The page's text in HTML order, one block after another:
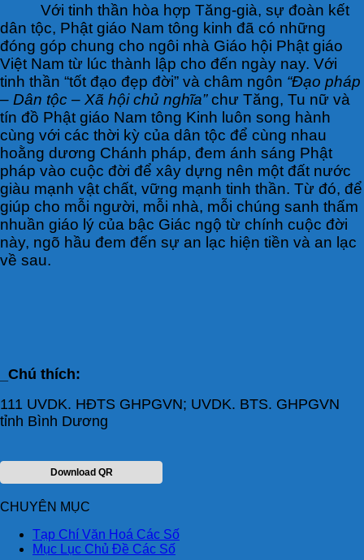
Với tinh thần hòa hợp Tăng-già, sự đoàn kết
dân tộc, Phật giáo Nam tông kinh đã có những
đóng góp chung cho ngôi nhà Giáo hội Phật giáo
Việt Nam từ lúc thành lập cho đến ngày nay. Với
tinh thần “tốt đạo đẹp đời” và châm ngôn “Đạo pháp
– Dân tộc – Xã hội chủ nghĩa”chư Tăng, Tu nữ và
tín đồ Phật giáo Nam tông Kinh luôn song hành
cùng với các thời kỳ của dân tộc để cùng nhau
hoằng dương Chánh pháp, đem ánh sáng Phật
pháp vào cuộc đời để xây dựng nên một đất nước
giàu mạnh vật chất, vững mạnh tinh thần. Từ đó, để
giúp cho mỗi người, mỗi nhà, mỗi chúng sanh thấm
nhuần giáo lý của bậc Giác ngộ từ chính cuộc đời
này, ngõ hầu đem đến sự an lạc hiện tiền và an lạc
về sau.
_Chú thích:
111 UVDK. HĐTS GHPGVN; UVDK. BTS. GHPGVN
tỉnh Bình Dương
Download QR
CHUYÊN MỤC
Tạp Chí Văn Hoá Các Số
Mục Lục Chủ Đề Các Số